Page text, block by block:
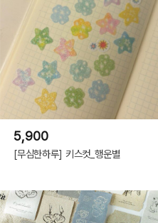
5,900
[무심한하루] 키스컷_행운별